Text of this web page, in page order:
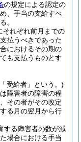
の規定による認定の
、手当の支給すべ
。
それぞれ前月までの
払うべきであった
におけるその期の
も支払うものとす
受給者」という。)
障害者の障害の程
その者がその改定
る月の翌月から行
する障害者の数が減
場合における手当